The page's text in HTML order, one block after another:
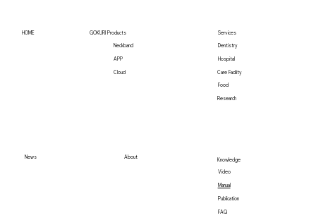
を開始
HOME GOKURI Products
APP
Neckband
Cloud
Services
Dentistry
Hospital
Care Facility
Food
Research
News About
Knowledge
Video
Manual
Publication
FAQ